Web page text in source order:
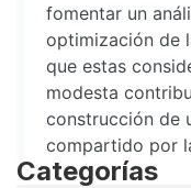
fomentar un
optimización de
que estas
modesta
construcción de
compartido por
Categorías